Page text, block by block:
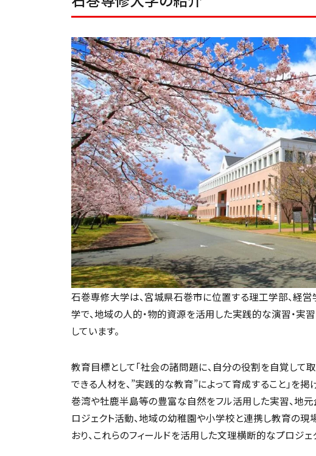
石巻専修大学は、宮城県石巻市に位置する理工学部、経
学で、地域の人的・物的資源を活用した実践的な演習・実
しています。
教育目標として「社会の諸問題に、自分の役割を自覚して
できる人材を、”実践的な教育”によって育成すること」を掲
巻湾や牡鹿半島等の豊富な自然をフル活用した実習、地
ロジェクト活動、地域の幼稚園や小学校と連携し教育の
おり、これらのフィールドを活用した文理横断的なプロジェ